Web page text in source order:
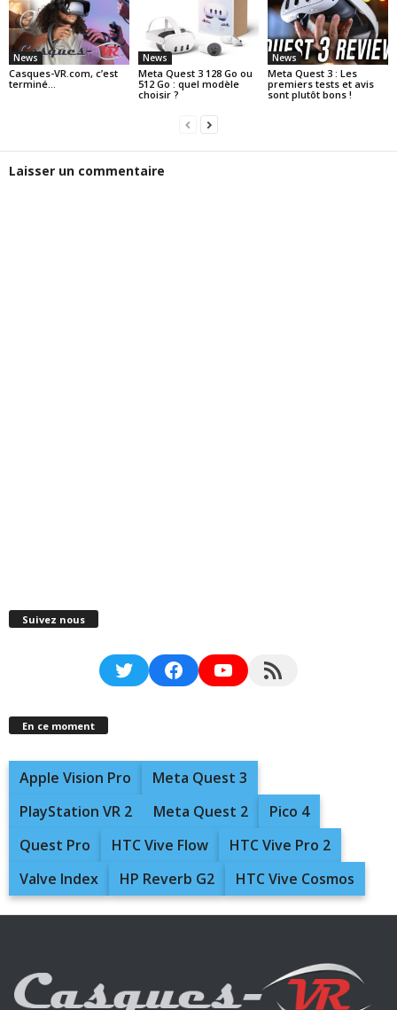
News
Casques-VR.com, c’est
terminé…
News
Meta Quest 3 128 Go ou
512 Go : quel modèle
choisir ?
News
Meta Quest 3 : Les
premiers tests et avis
sont plutôt bons !
Laisser un commentaire
Suivez nous
TwitterFacebookYouTubeRSS Feed
En ce moment
Apple Vision Pro
Meta Quest 3
PlayStation VR 2
Meta Quest 2
Pico 4
Quest Pro
HTC Vive Flow
HTC Vive Pro 2
Valve Index
HP Reverb G2 HTC Vive Cosmos